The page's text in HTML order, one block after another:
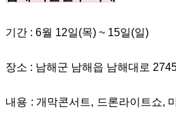
기간 : 6월 12일(목) ~ 15일(일)
장소 : 남해군 남해읍 남해대로
내용 :개막콘서트, 드론라이트쇼,